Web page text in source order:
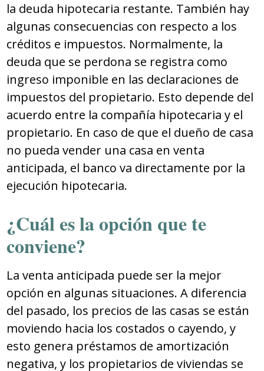
la deuda hipotecaria restante. También hay
algunas consecuencias con respecto a los
créditos e impuestos. Normalmente, la
deuda que se perdona se registra como
ingreso imponible en las declaraciones de
impuestos del propietario. Esto depende del
acuerdo entre la compañía hipotecaria y el
propietario. En caso de que el dueño de casa
no pueda vender una casa en venta
anticipada, el banco va directamente por la
ejecución hipotecaria.
¿Cuál es la opción que te
conviene?
La venta anticipada puede ser la mejor
opción en algunas situaciones. A diferencia
del pasado, los precios de las casas se están
moviendo hacia los costados o cayendo, y
esto genera préstamos de amortización
negativa, y los propietarios de viviendas se